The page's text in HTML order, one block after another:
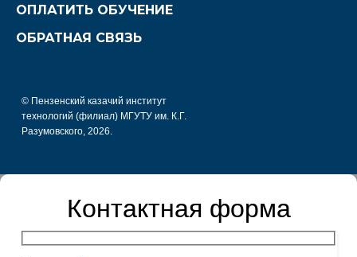
ОПЛАТИТЬ ОБУЧЕНИЕ
ОБРАТНАЯ СВЯЗЬ
© Пензенский казачий институт
технологий (филиал) МГУТУ им. К.Г.
Разумовского, 2026.
Контактная форма